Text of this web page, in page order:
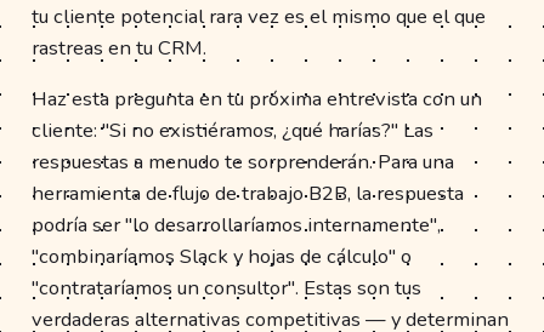
tu cliente potencial rara vez es el mismo que el que
rastreas en tu CRM.
Haz esta pregunta en tu próxima entrevista con un
cliente: "Si no existiéramos, ¿qué harías?" Las
respuestas a menudo te sorprenderán. Para una
herramienta de flujo de trabajo B2B, la respuesta
podría ser "lo desarrollaríamos internamente",
"combinaríamos Slack y hojas de cálculo" o
"contrataríamos un consultor". Estas son tus
verdaderas alternativas competitivas — y determinan